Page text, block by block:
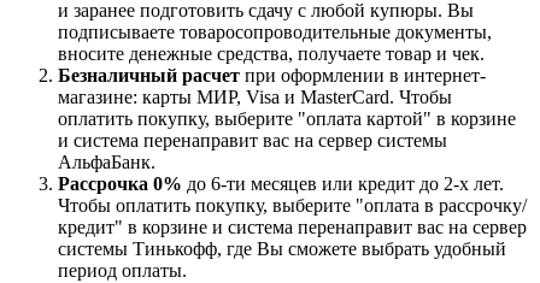
и заранее подготовить сдачу с любой купюры. Вы
подписываете товаросопроводительные документы,
вносите денежные средства, получаете товар и чек.
Безналичный расчет при оформлении в интернет-
магазине: карты МИР, Visa и MasterCard. Чтобы
оплатить покупку, выберите "оплата картой" в корзине
и система перенаправит вас на сервер системы
АльфаБанк.
Рассрочка 0% до 6-ти месяцев или кредит до 2-х лет.
Чтобы оплатить покупку, выберите "оплата в рассрочку/
кредит" в корзине и система перенаправит вас на сервер
системы Тинькофф, где Вы сможете выбрать удобный
период оплаты.